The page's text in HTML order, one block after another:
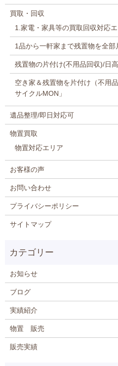
買取・回収
1.家電・家具等の買取回収対応
1品から一軒家まで残置物を全
残置物の片付け(不用品回収)/日
空き家＆残置物を片付け（不用
サイクルMON」
遺品整理/即日対応可
物置買取
物置対応エリア
お客様の声
お問い合わせ
プライバシーポリシー
サイトマップ
お知らせ
ブログ
実績紹介
物置 販売
販売実績